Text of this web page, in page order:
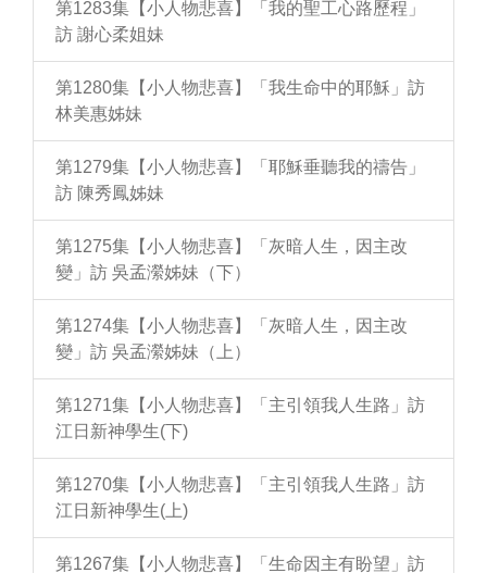
第1283集【小人物悲喜】「我的聖工心路歷程」
訪 謝心柔姐妹
第1280集【小人物悲喜】「我生命中的耶穌」訪
林美惠姊妹
第1279集【小人物悲喜】「耶穌垂聽我的禱告」
訪 陳秀鳳姊妹
第1275集【小人物悲喜】「灰暗人生，因主改
變」訪 吳孟瀠姊妹（下）
第1274集【小人物悲喜】「灰暗人生，因主改
變」訪 吳孟瀠姊妹（上）
第1271集【小人物悲喜】「主引領我人生路」訪
江日新神學生(下)
第1270集【小人物悲喜】「主引領我人生路」訪
江日新神學生(上)
第1267集【小人物悲喜】「生命因主有盼望」訪